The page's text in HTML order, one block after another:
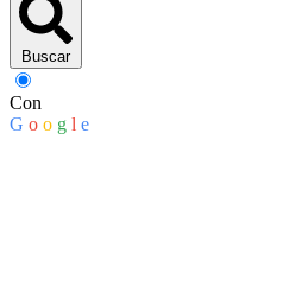
Buscar
Con
G o o g l e